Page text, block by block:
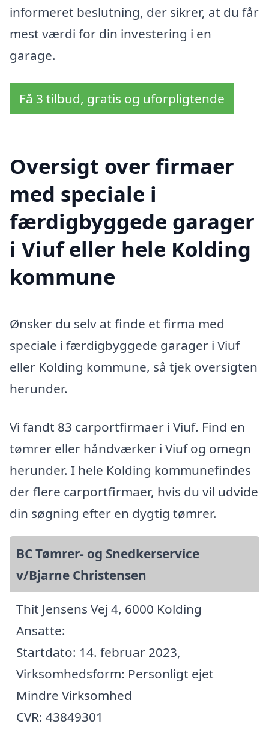
informeret beslutning, der sikrer, at du får
mest værdi for din investering i en
garage.
Få 3 tilbud, gratis og uforpligtende
Oversigt over firmaer
med speciale i
færdigbyggede garager
i Viuf eller hele Kolding
kommune
Ønsker du selv at finde et firma med
speciale i færdigbyggede garager i Viuf
eller Kolding kommune, så tjek oversigten
herunder.
Vi fandt 83 carportfirmaer i Viuf. Find en
tømrer eller håndværker i Viuf og omegn
herunder. I hele Kolding kommunefindes
der flere carportfirmaer, hvis du vil udvide
din søgning efter en dygtig tømrer.
BC Tømrer- og Snedkerservice
v/Bjarne Christensen
Thit Jensens Vej 4, 6000 Kolding
Ansatte:
Startdato: 14. februar 2023,
Virksomhedsform: Personligt ejet
Mindre Virksomhed
CVR: 43849301